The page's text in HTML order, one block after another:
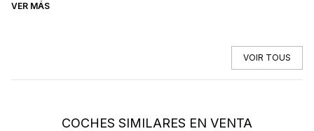
VER MÁS
VOIR TOUS
COCHES SIMILARES EN VENTA